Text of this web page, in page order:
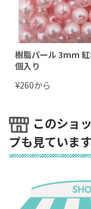
樹脂パール 3ｍｍ
個入り
¥260から
このショ
プも見ています